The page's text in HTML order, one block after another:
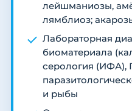
лейшманиозы,
лямблиоз;
Лабораторная
биоматериала
серология (ИФА),
и рыбы